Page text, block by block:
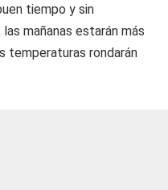
tiempo y sin
las mañanas estarán más
temperaturas rondarán